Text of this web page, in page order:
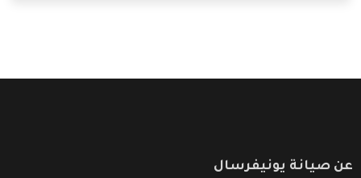
عن صيانة يونيفرسال